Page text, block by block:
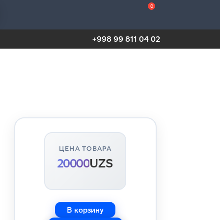
0
+998 99 811 04 02
ЦЕНА ТОВАРА
20000UZS
В корзину